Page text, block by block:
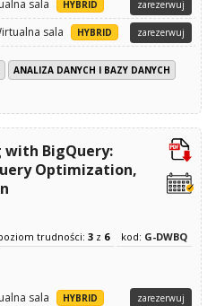
sala HYBRID zarezerwuj
sala HYBRID zarezerwuj
ANALIZA DANYCH I BAZY DANYCH
with BigQuery:
Optimization,
trudności: 3z 6 kod: G-DWBQ
sala HYBRID zarezerwuj